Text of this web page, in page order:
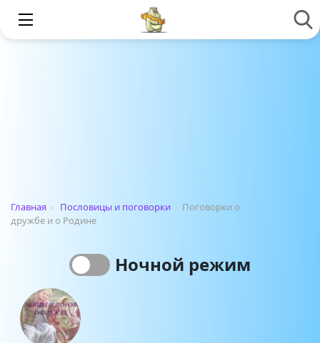
Главная › Пословицы и поговорки › Поговорки о
дружбе и о Родине
Ночной режим